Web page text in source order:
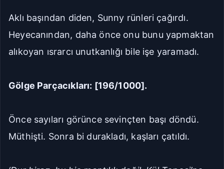
Aklı başından diden, Sunny rünleri çağırdı.
Heyecanından, daha önce onu bunu yapmaktan
alıkoyan ısrarcı unutkanlığı bile işe yaramadı.
Gölge Parçacıkları: [196/1000].
Önce sayıları görünce sevinçten başı döndü.
Müthişti. Sonra bi durakladı, kaşları çatıldı.